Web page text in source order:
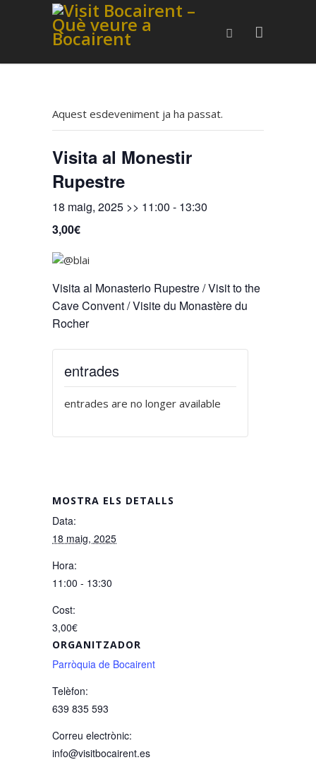
Aquest esdeveniment ja ha passat.
Visita al Monestir
Rupestre
18 maig, 2025 >> 11:00 - 13:30
3,00€
Visita al Monasterio Rupestre / Visit to the
Cave Convent / Visite du Monastère du
Rocher
MOSTRA ELS DETALLS
Data:
18 maig, 2025
Hora:
11:00 - 13:30
Cost:
3,00€
ORGANITZADOR
Parròquia de Bocairent
Telèfon:
639 835 593
Correu electrònic:
info@visitbocairent.es
entrades
entrades are no longer available